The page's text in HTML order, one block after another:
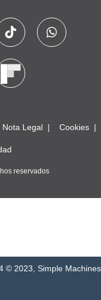
Nota Legal Cookies
reservados
© 2023 Simple Machines